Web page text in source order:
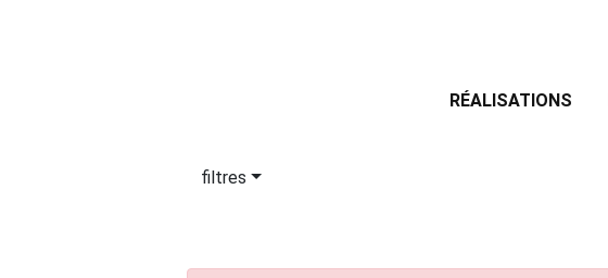
RÉALISATIONS
filtres